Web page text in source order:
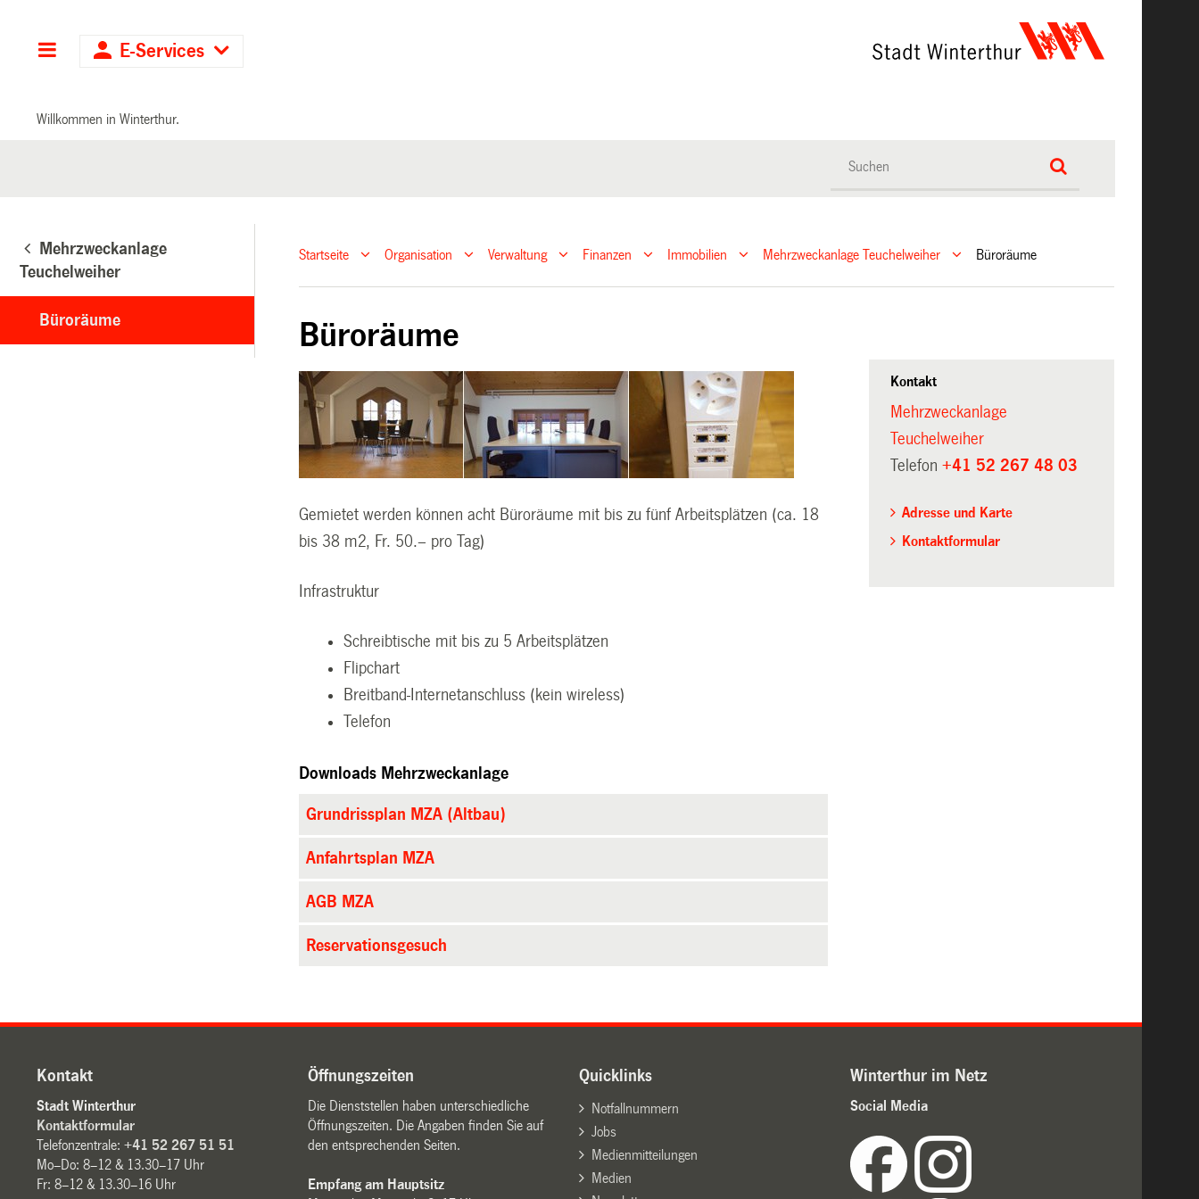
Hauptnavigation
E-Services
Willkommen in Winterthur.
Mehrzweckanlage
Teuchelweiher
Büroräume
Startseite Organisation Verwaltung Finanzen Immobilien Mehrzweckanlage Teuchelweiher Büroräume
Büroräume
Gemietet werden können acht Büroräume mit bis zu fünf Arbeitsplätzen (ca. 18
bis 38 m2, Fr. 50.– pro Tag)
Infrastruktur
Schreibtische mit bis zu 5 Arbeitsplätzen
Flipchart
Breitband-Internetanschluss (kein wireless)
Telefon
Downloads Mehrzweckanlage
Grundrissplan MZA (Altbau)
Anfahrtsplan MZA
AGB MZA
Reservationsgesuch
Kontakt
Mehrzweckanlage
Teuchelweiher
Telefon +41 52 267 48 03
Adresse und Karte
Kontaktformular
Kontakt
Stadt Winterthur
Kontaktformular
Telefonzentrale:+41 52 267 51 51
Mo–Do: 8–12 & 13.30–17 Uhr
Fr: 8–12 & 13.30–16 Uhr
Öffnungszeiten
Die Dienststellen haben unterschiedliche
Öffnungszeiten. Die Angaben finden Sie auf
den entsprechenden Seiten.
Empfang am Hauptsitz
Quicklinks
Notfallnummern
Jobs
Medienmitteilungen
Medien
Winterthur im Netz
Social Media